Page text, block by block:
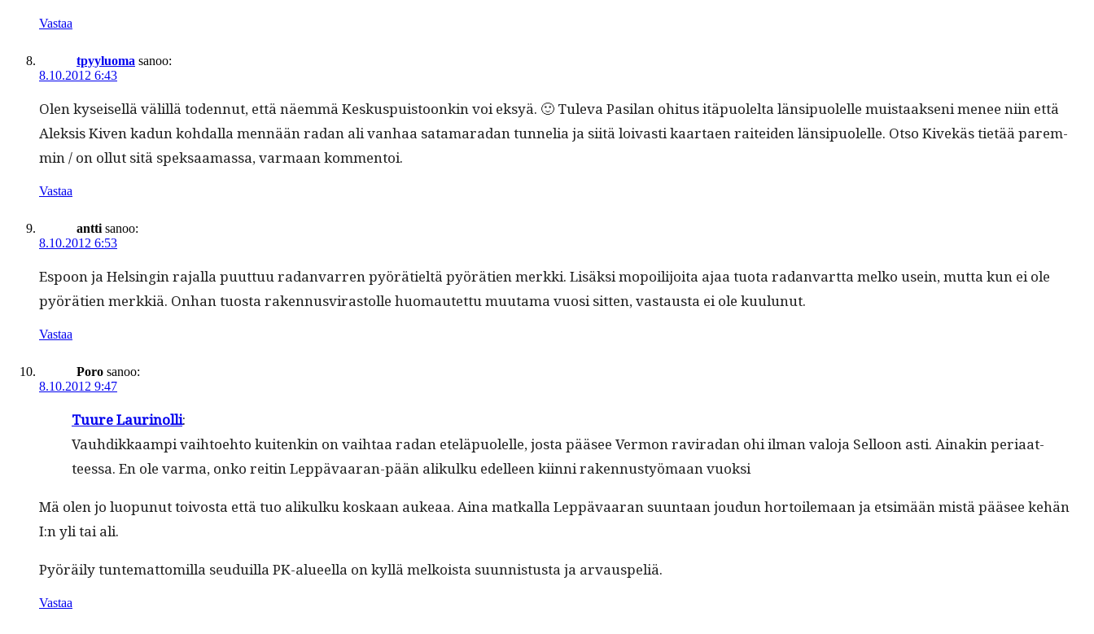
Vastaa
tpyyluoma sanoo:
8.10.2012 6:43
Olen kyseisel­lä välil­lä toden­nut, että näem­mä Keskus­puis­toonkin voi eksyä. 🙂 Tule­va Pasi­lan ohi­tus itäpuolelta län­sipuolelle muis­taak­seni menee niin että
Alek­sis Kiv­en kadun kohdal­la men­nään radan ali van­haa sata­ma­radan tun­nelia ja siitä loivasti kaar­taen raitei­den län­sipuolelle. Otso Kivekäs tietää parem­
min / on ollut sitä speksaa­mas­sa, var­maan kommentoi.
Vastaa
antti sanoo:
8.10.2012 6:53
Espoon ja Helsin­gin rajal­la puut­tuu radan­var­ren pyörätieltä pyörä­tien merk­ki. Lisäk­si mopoil­i­joi­ta ajaa tuo­ta radan­vart­ta melko usein, mut­ta kun ei ole
pyörä­tien merkkiä. Onhan tuos­ta raken­nusvi­ras­tolle huo­mautet­tu muu­ta­ma vuosi sit­ten, vas­taus­ta ei ole kuulunut.
Vastaa
Poro sanoo:
8.10.2012 9:47
Tuure Lau­ri­nol­li:
Vauhdikkaampi vai­h­toe­hto kuitenkin on vai­h­taa radan eteläpuolelle, jos­ta pääsee Ver­mon ravi­radan ohi ilman val­o­ja Sel­l­oon asti. Ainakin peri­aat­
teessa. En ole var­ma, onko reitin Lep­pä­vaaran-pään alikulku edelleen kiin­ni raken­nustyö­maan vuoksi
Mä olen jo luop­unut toivos­ta että tuo alikulku koskaan aukeaa. Aina matkalla Lep­pä­vaaran suun­taan joudun hor­toile­maan ja etsimään mis­tä pääsee kehän
I:n yli tai ali.
Pyöräi­ly tun­tem­at­tomil­la seuduil­la PK-alueel­la on kyl­lä melkoista suun­nis­tus­ta ja arvauspeliä.
Vastaa